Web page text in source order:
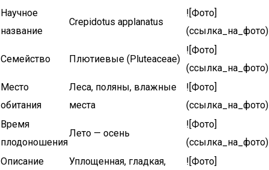
Научное
название
Crepidotus applanatus
![Фото]
(ссылка_на_фото)
Семейство Плютиевые (Pluteaceae)
![Фото]
(ссылка_на_фото)
Место
обитания
Леса, поляны, влажные
места
![Фото]
(ссылка_на_фото)
Время
плодоношения
Лето — осень
![Фото]
(ссылка_на_фото)
Описание
Уплощенная, гладкая,
![Фото]